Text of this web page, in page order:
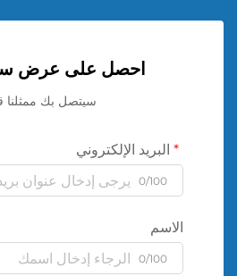
احصل على عرض
سيتصل بك ممثلنا
البريد الإلكتروني
0/100
الاسم
0/100